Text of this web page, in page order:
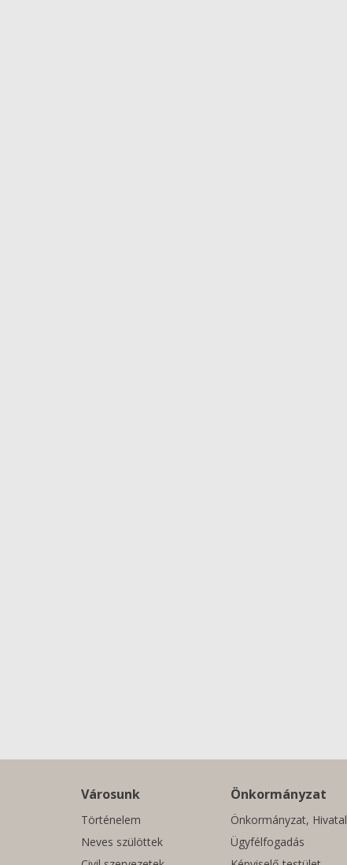
Városunk
Történelem
Neves szülöttek
Önkormányzat
Önkormányzat, Hivatal
Ügyfélfogadás